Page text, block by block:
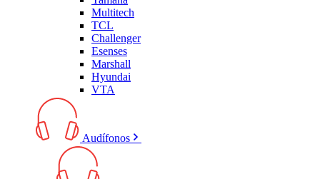
Multitech
TCL
Challenger
Esenses
Marshall
Hyundai
VTA
Audífonos